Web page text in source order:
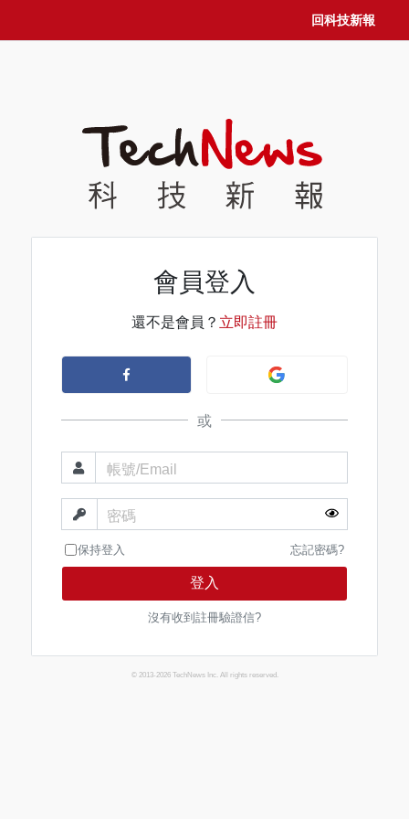
回科技新報
會員登入
還不是會員？ 立即註冊
或
帳號/Email
密碼
保持登入 忘記密碼?
登入
沒有收到註冊驗證信?
© 2013-2026 TechNews Inc. All rights reserved.